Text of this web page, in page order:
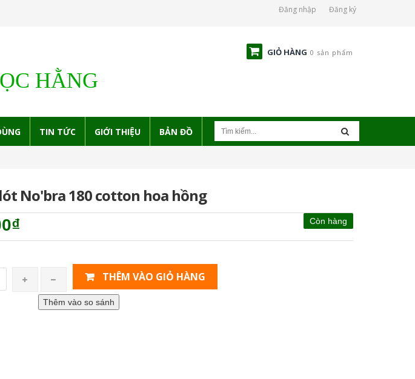
Đăng nhập Đăng ký
HẰNG
GIỎ HÀNG 0 sản phẩm
TIN TỨC GIỚI THIỆU BẢN ĐỒ
No'bra 180 cotton hoa hồng
Còn hàng
THÊM VÀO GIỎ HÀNG